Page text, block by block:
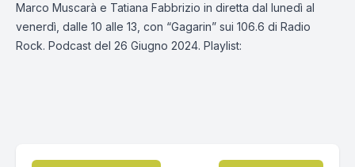
Marco Muscarà e Tatiana Fabbrizio in diretta dal lunedì al
venerdì, dalle 10 alle 13, con “Gagarin” sui 106.6 di Radio
Rock. Podcast del 26 Giugno 2024. Playlist: